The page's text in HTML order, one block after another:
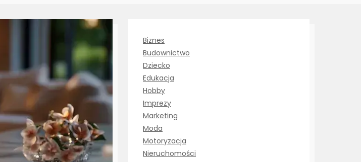
Biznes
Budownictwo
Dziecko
Edukacja
Hobby
Imprezy
Marketing
Moda
Motoryzacja
Nieruchomości